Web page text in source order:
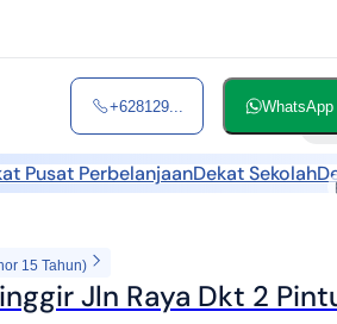
+628129... WhatsApp
Pusat PerbelanjaanDekat Sekolah
15 Tahun)
Jln Raya Dkt 2